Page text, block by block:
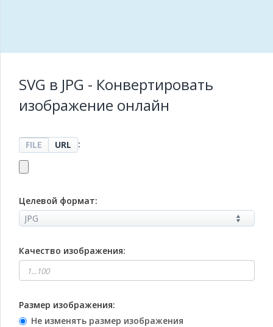
SVG в JPG - Конвертировать
изображение онлайн
FILE URL :
Целевой формат:
Качество изображения:
Размер изображения:
Не изменять размер изображения